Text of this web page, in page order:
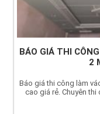
BÁO GIÁ THI
2
Báo giá thi công làm
cao giá rẻ. Chuyên